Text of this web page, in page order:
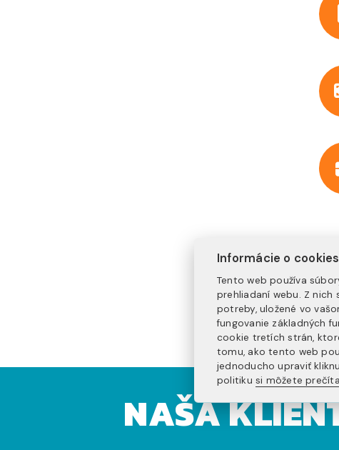
NAŠA
Informácie o cookies
Tento web používa
prehliadaní webu. Z
potreby, uložené vo
fungovanie základných
cookie tretích strán,
tomu, ako tento web
jednoducho upraviť
politiku si môžete